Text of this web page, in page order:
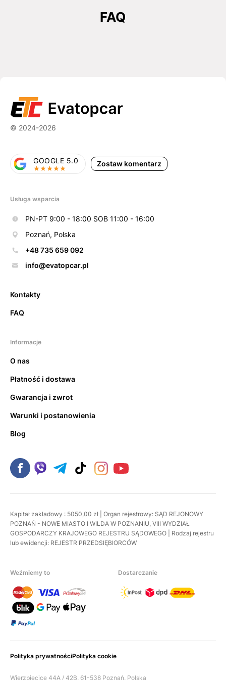
FAQ
© 2024-2026
Zostaw komentarz
GOOGLE 5.0
Usługa wsparcia
PN-PT 9:00 - 18:00 SOB 11:00 - 16:00
Poznań, Polska
+48 735 659 092
info@evatopcar.pl
Kontakty
FAQ
Informacje
O nas
Płatność i dostawa
Gwarancja i zwrot
Warunki i postanowienia
Blog
Kapitał zakładowy : 5050,00 zł | Organ rejestrowy: SĄD REJONOWY
POZNAŃ - NOWE MIASTO I WILDA W POZNANIU, VIII WYDZIAŁ
GOSPODARCZY KRAJOWEGO REJESTRU SĄDOWEGO | Rodzaj rejestru
lub ewidencji: REJESTR PRZEDSIĘBIORCÓW
Weźmiemy to Dostarczanie
Polityka prywatnościPolityka cookie
Wierzbięcice 44A / 42B, 61-538 Poznań, Polska